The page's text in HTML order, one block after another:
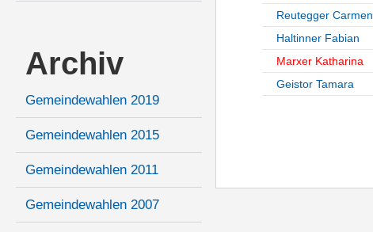
Archiv
Gemeindewahlen 2019
Gemeindewahlen 2015
Gemeindewahlen 2011
Gemeindewahlen 2007
Reutegger Carmen
Haltinner Fabian
Marxer Katharina
Geistor Tamara